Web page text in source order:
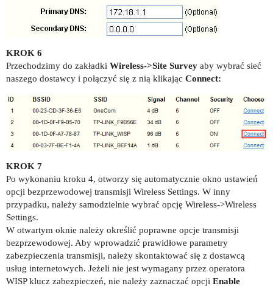
KROK 6
Przechodzimy do zakładki Wireless->Site Survey aby wybrać sieć
naszego dostawcy i połączyć się z nią klikając Connect:
KROK 7
Po wykonaniu kroku 4, otworzy się automatycznie okno ustawień
opcji bezprzewodowej transmisji Wireless Settings. W inny
przypadku, należy samodzielnie wybrać opcję Wireless->Wireless
Settings.
W otwartym oknie należy określić poprawne opcje transmisji
bezprzewodowej. Aby wprowadzić prawidłowe parametry
zabezpieczenia transmisji, należy skontaktować się z dostawcą
usług internetowych. Jeżeli nie jest wymagany przez operatora
WISP klucz zabezpieczeń, nie należy zaznaczać opcji Enable